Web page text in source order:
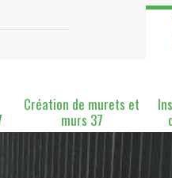
Création de murets et
murs 37